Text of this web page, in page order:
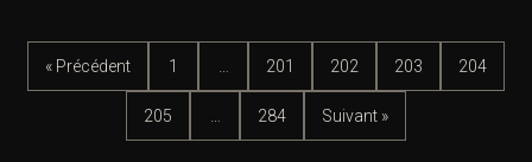
« Précédent 1 201 202 203 204
205 284 Suivant »